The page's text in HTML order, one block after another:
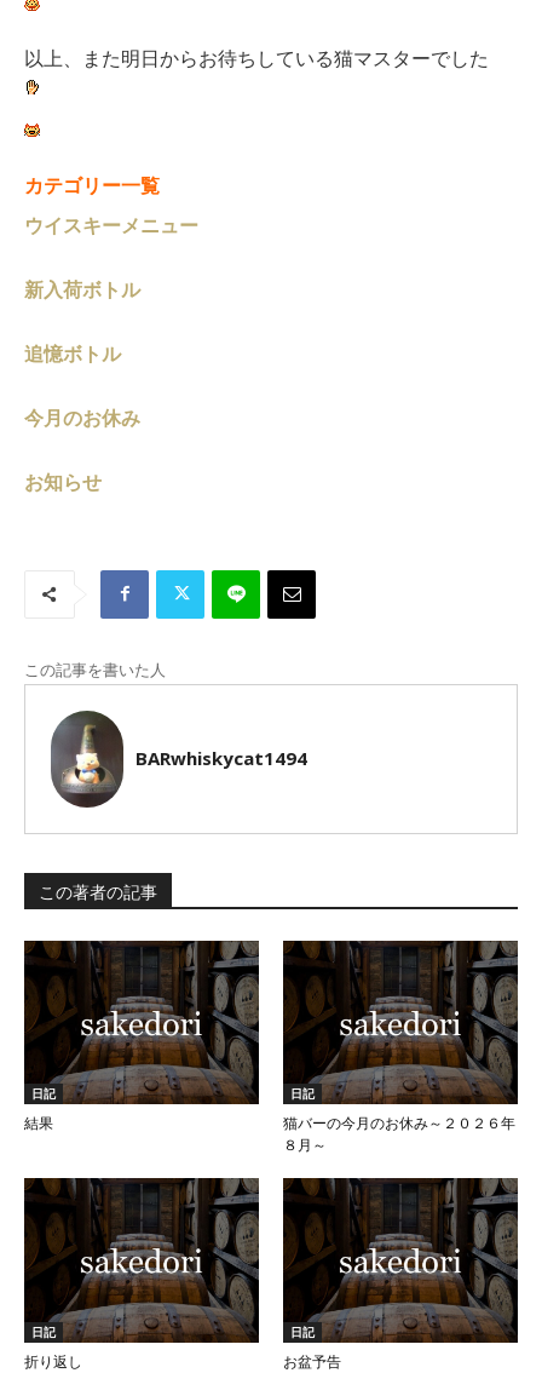
以上、また明日からお待ちしている猫マスターでした
カテゴリー一覧
ウイスキーメニュー
新入荷ボトル
追憶ボトル
今月のお休み
お知らせ
この記事を書いた人
BARwhiskycat1494
この著者の記事
日記
結果
日記
猫バーの今月のお休み～２０２６年
８月～
日記
折り返し
日記
お盆予告